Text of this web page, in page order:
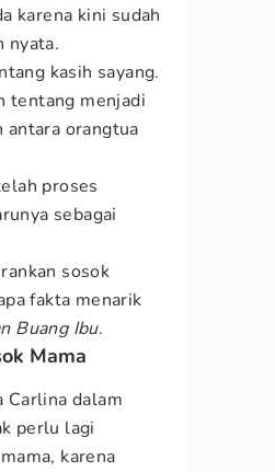
karena kini sudah
nyata.
kasih sayang.
tentang menjadi
antara orangtua
proses
sebagai
sosok
fakta menarik
Buang Ibu.
Mama
Carlina dalam
perlu lagi
karena